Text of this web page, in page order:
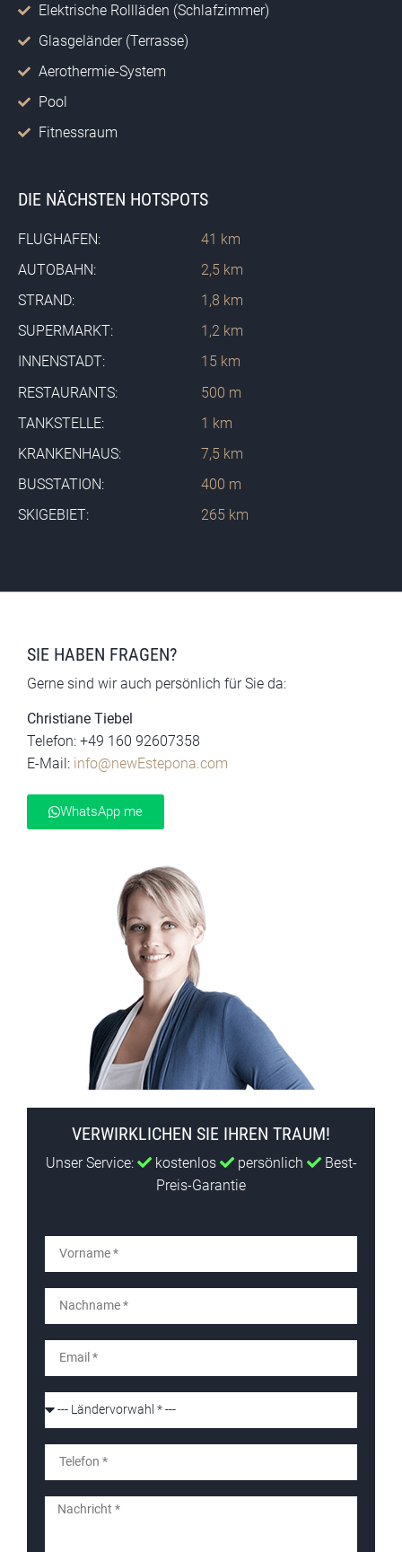
SIE HABEN FRAGEN?
Gerne sind wir auch persönlich für Sie da:
Christiane Tiebel
Telefon: +49 160 92607358
E-Mail: info@newEstepona.com
WhatsApp me
VERWIRKLICHEN SIE IHREN TRAUM!
Unser Service: kostenlos persönlich
Best-
Preis-Garantie
Elektrische Rollläden (Schlafzimmer)
Glasgeländer (Terrasse)
Aerothermie-System
Pool
Fitnessraum
DIE NÄCHSTEN HOTSPOTS
FLUGHAFEN:
AUTOBAHN:
STRAND:
SUPERMARKT:
INNENSTADT:
41 km
2,5 km
1,8 km
1,2 km
15 km
RESTAURANTS:
TANKSTELLE:
KRANKENHAUS:
BUSSTATION:
SKIGEBIET:
500 m
1 km
7,5 km
400 m
265 km